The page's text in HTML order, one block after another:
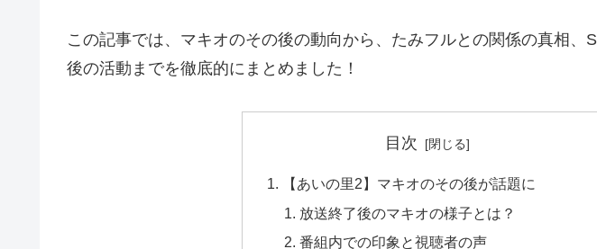
この記事では、マキオのその後の動向から、たみフルとの関係の真相、
後の活動までを徹底的にまとめました！
目次
【あいの里2】マキオのその後が話題に
放送終了後のマキオの様子とは？
番組内での印象と視聴者の声